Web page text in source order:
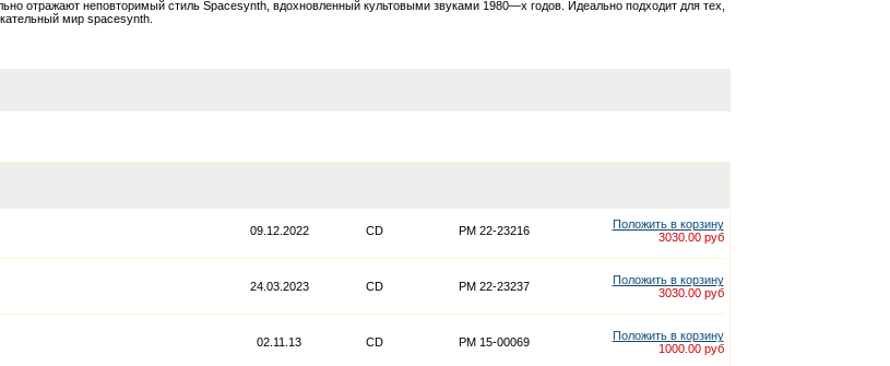
отражают неповторимый стиль Spacesynth, вдохновленный культовыми звуками 1980—х годов. Идеально подходит для тех,
мир spacesynth.
09.12.2022 CD PM 22-23216
Положить в корзину
3030.00 руб
24.03.2023 CD PM 22-23237
Положить в корзину
3030.00 руб
02.11.13 CD PM 15-00069
Положить в корзину
1000.00 руб